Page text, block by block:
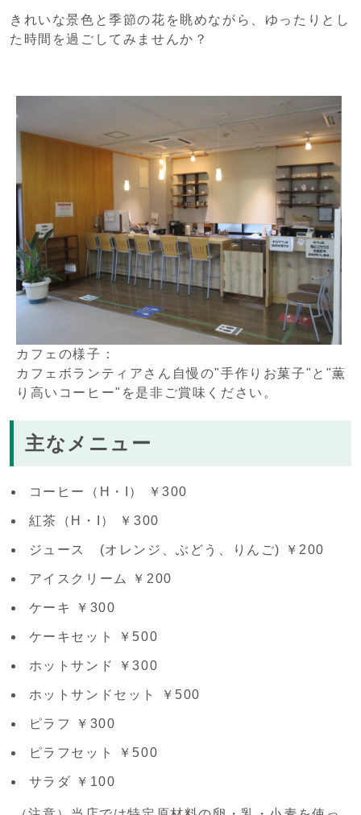
きれいな景色と季節の花を眺めながら、ゆったりとし
た時間を過ごしてみませんか？
カフェの様子：
カフェボランティアさん自慢の"手作りお菓子"と"薫
り高いコーヒー"を是非ご賞味ください。
主なメニュー
コーヒー（H・I） ￥300
紅茶（H・I） ￥300
ジュース (オレンジ、ぶどう、りんご) ￥200
アイスクリーム ￥200
ケーキ ￥300
ケーキセット ￥500
ホットサンド ￥300
ホットサンドセット ￥500
ピラフ ￥300
ピラフセット ￥500
サラダ ￥100